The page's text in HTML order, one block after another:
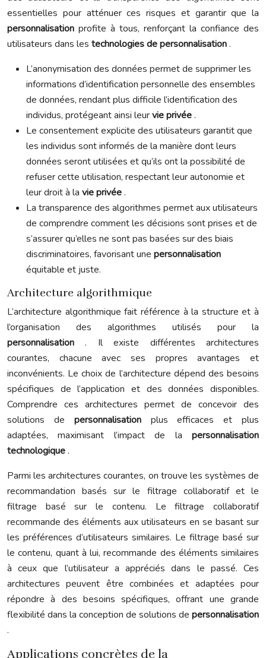
essentielles pour atténuer ces risques et garantir que la
personnalisation profite à tous, renforçant la confiance des
utilisateurs dans les technologies de personnalisation.
L’anonymisation des données permet de supprimer les
informations d’identification personnelle des ensembles
de données, rendant plus difficile l’identification des
individus, protégeant ainsi leurvie privée.
Le consentement explicite des utilisateurs garantit que
les individus sont informés de la manière dont leurs
données seront utilisées et qu’ils ont la possibilité de
refuser cette utilisation, respectant leur autonomie et
leur droit à la vie privée.
La transparence des algorithmes permet aux utilisateurs
de comprendre comment les décisions sont prises et de
s’assurer qu’elles ne sont pas basées sur des biais
discriminatoires, favorisant une personnalisation
équitable et juste.
Architecture algorithmique
L’architecture algorithmique fait référence à la structure et à
l’organisation des algorithmes utilisés pour la
personnalisation. Il existe différentes architectures
courantes, chacune avec ses propres avantages et
inconvénients. Le choix de l’architecture dépend des besoins
spécifiques de l’application et des données disponibles.
Comprendre ces architectures permet de concevoir des
solutions de personnalisation plus efficaces et plus
adaptées, maximisant l’impact de la personnalisation
technologique.
Parmi les architectures courantes, on trouve les systèmes de
recommandation basés sur le filtrage collaboratif et le
filtrage basé sur le contenu. Le filtrage collaboratif
recommande des éléments aux utilisateurs en se basant sur
les préférences d’utilisateurs similaires. Le filtrage basé sur
le contenu, quant à lui, recommande des éléments similaires
à ceux que l’utilisateur a appréciés dans le passé. Ces
architectures peuvent être combinées et adaptées pour
répondre à des besoins spécifiques, offrant une grande
flexibilité dans la conception de solutions de personnalisation
.
Applications concrètes de la